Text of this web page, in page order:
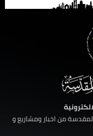
من اخبار ومشاريع و